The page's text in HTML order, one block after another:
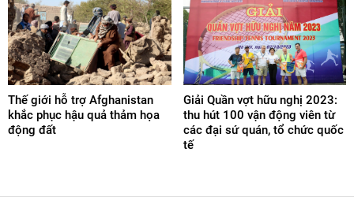
Thế giới hỗ trợ Afghanistan
khắc phục hậu quả thảm họa
động đất
Giải Quần vợt hữu nghị 2023:
thu hút 100 vận động viên từ
các đại sứ quán, tổ chức quốc
tế